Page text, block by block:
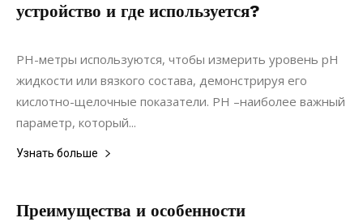
устройство и где используется?
08.05.2019
PH-метры используются, чтобы измерить уровень pH
жидкости или вязкого состава, демонстрируя его
кислотно-щелочные показатели. PH –наиболее важный
параметр, который...
Узнать больше
Преимущества и особенности